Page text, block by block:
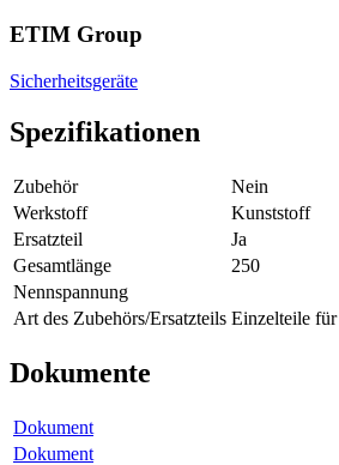
ETIM Group
Sicherheitsgeräte
Spezifikationen
Zubehör
Nein
Werkstoff
Kunststoff
Ersatzteil
Ja
Gesamtlänge
250
Nennspannung
Art des Zubehörs/Ersatzteils Einzelteile
Dokumente
Dokument
Dokument